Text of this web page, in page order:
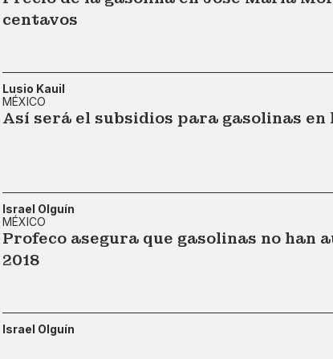
centavos
Lusio Kauil
MÉXICO
Así será el subsidios para gasolinas en
Israel Olguín
MÉXICO
Profeco asegura que gasolinas no han
2018
Israel Olguín